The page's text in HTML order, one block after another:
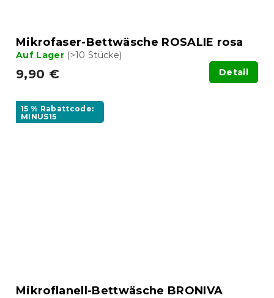
Mikrofaser-Bettwäsche ROSALIE rosa
Auf Lager (>10 Stücke)
9,90 € Detail
15 % Rabattcode:
MINUS15
Mikroflanell-Bettwäsche BRONIVA